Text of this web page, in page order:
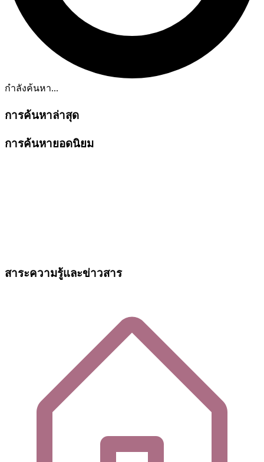
กำลังค้นหา...
การค้นหาล่าสุด
การค้นหายอดนิยม
สาระความรู้และข่าวสาร